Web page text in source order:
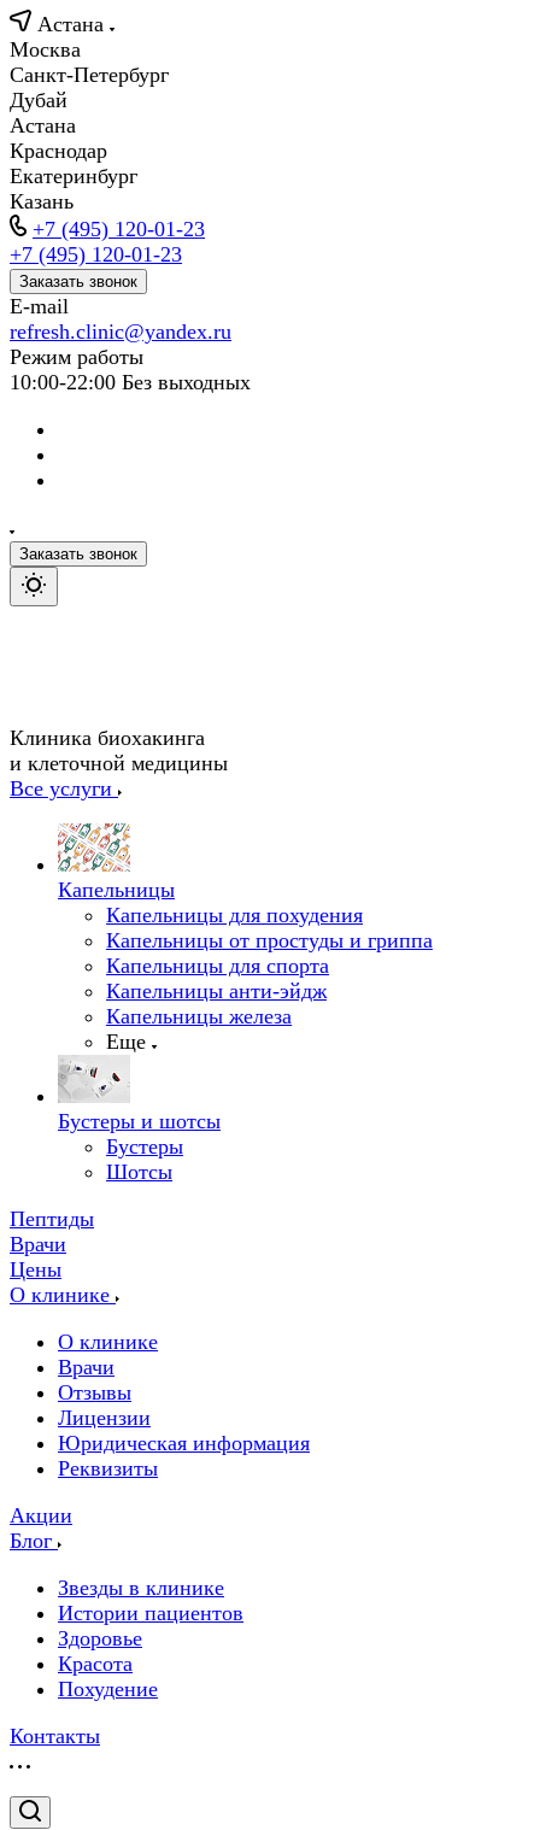
Астана
Москва
Санкт-Петербург
Дубай
Астана
Краснодар
Екатеринбург
Казань
+7 (495) 120-01-23
+7 (495) 120-01-23
Заказать звонок
E-mail
refresh.clinic@yandex.ru
Режим работы
10:00-22:00 Без выходных
Заказать звонок
Клиника биохакинга
и клеточной медицины
Все услуги
Капельницы
Капельницы для похудения
Капельницы от простуды и гриппа
Капельницы для спорта
Капельницы анти-эйдж
Капельницы железа
Еще
Бустеры и шотсы
Бустеры
Шотсы
Пептиды
Врачи
Цены
О клинике
О клинике
Врачи
Отзывы
Лицензии
Юридическая информация
Реквизиты
Акции
Блог
Звезды в клинике
Истории пациентов
Здоровье
Красота
Похудение
Контакты